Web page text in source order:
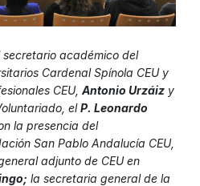
académico del
Cardenal Spínola CEU y
CEU, Antonio Urzáiz y
elP. Leonardo
la presencia del
San Pablo Andalucía CEU,
adjunto de CEU en
la secretaria general de la